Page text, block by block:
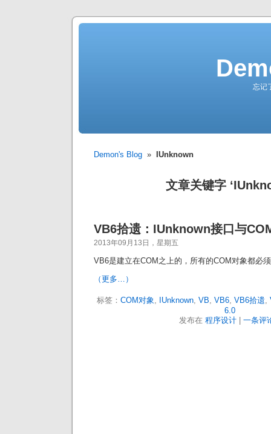
忘记
Demon's Blog » IUnknown
文章关键字
VB6拾遗：IUnknown接口与
2013年09月13日，星期五
VB6是建立在COM之上的，所有的COM对象都必
（更多…）
标签： COM对象, IUnknown, VB, VB6, VB6拾遗,
6.0
发布在 程序设计| 一条评